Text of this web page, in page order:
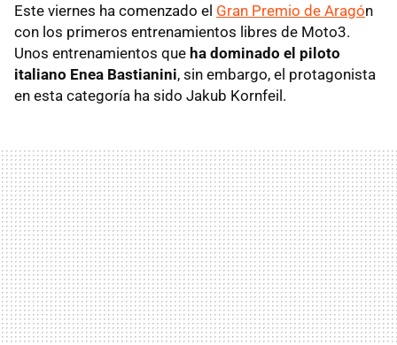
Este viernes ha comenzado el Gran Premio de Aragón
con los primeros entrenamientos libres de Moto3.
Unos entrenamientos que ha dominado el piloto
italiano Enea Bastianini, sin embargo, el protagonista
en esta categoría ha sido Jakub Kornfeil.